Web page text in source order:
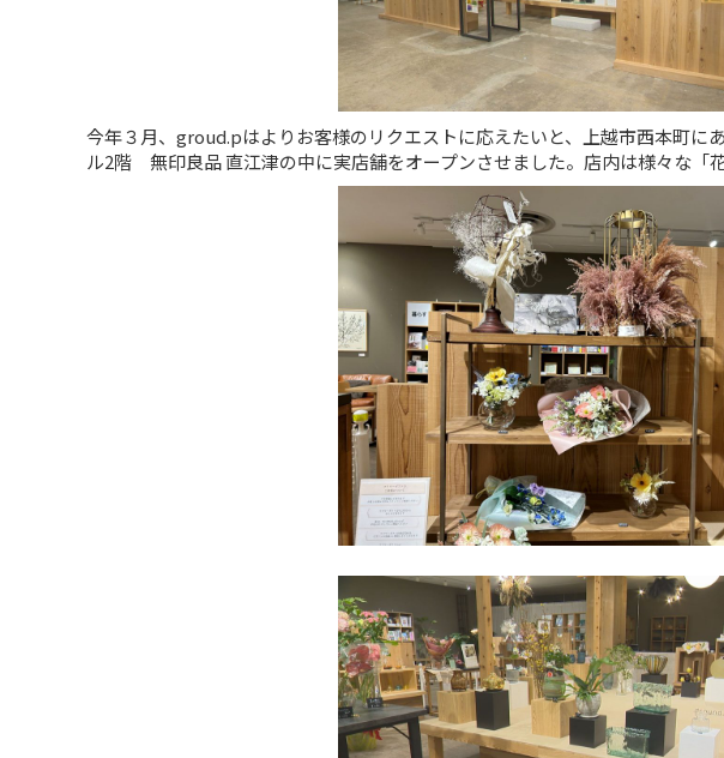
今年３月、groud.pはよりお客様のリクエストに応えたいと、上越市西本町に
ル2階 無印良品 直江津の中に実店舗をオープンさせました。店内は様々な「